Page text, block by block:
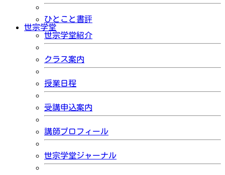
ひとこと書評
世宗学堂
世宗学堂紹介
クラス案内
授業日程
受講申込案内
講師プロフィール
世宗学堂ジャーナル